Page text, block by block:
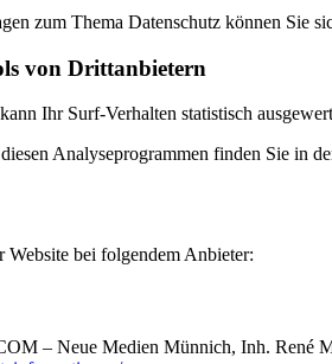
zum Thema Datenschutz können Sie
von Dritt­anbietern
Ihr Surf-Verhalten statistisch
Analyseprogrammen finden Sie in
Website bei folgendem Anbieter:
– Neue Medien Münnich, Inh. René